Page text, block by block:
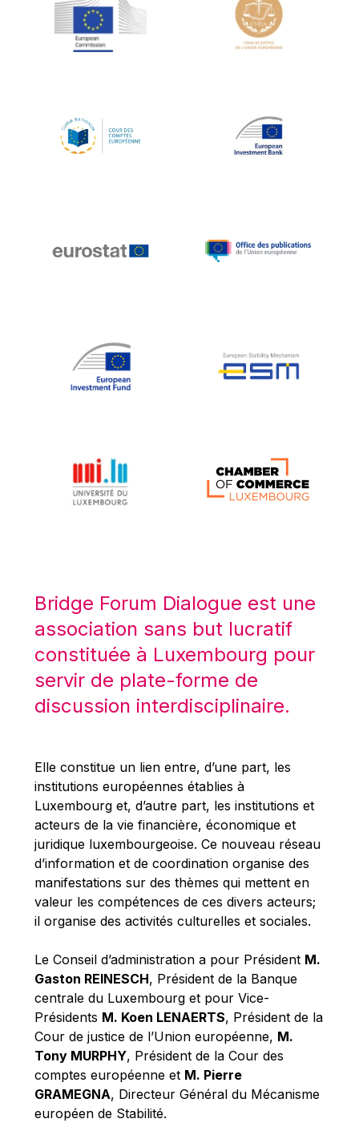
Jean-Louis Schiltz
Jean-Victor Louis
Johnny Åkerholm
Katharien L.C. Hunt
Klaus-Heiner Lehne
Koen LENAERTS
Lars Heikensten
Lucas Papademos
Máire Geoghegan-Quinn
Mario Centeno
Mario Monti
Maroš ŠEFČOVIČ
Martin Bailey
Martine Reicherts
Michael Sohlman
Michel Goedert
Mireille Delmas-Marty
Nobuo Tanaka
Otmar Issing
Paolo Mengozzi
Paschal Donohoe
Pat Cox
Patrizia Nanz
Philippe Maystadt
Pierre Gramegna
Richard Pelly
Robert Goebbels
Robert REYNDERS
Bridge Forum Dialogue est une
association sans but lucratif
constituée à Luxembourg pour
servir de plate-forme de
discussion interdisciplinaire.
Elle constitue un lien entre, d’une part, les
institutions européennes établies à
Luxembourg et, d’autre part, les institutions et
acteurs de la vie financière, économique et
juridique luxembourgeoise. Ce nouveau réseau
d’information et de coordination organise des
manifestations sur des thèmes qui mettent en
valeur les compétences de ces divers acteurs;
il organise des activités culturelles et sociales.
Le Conseil d’administration a pour Président M.
Gaston REINESCH, Président de la Banque
centrale du Luxembourg et pour Vice-
Présidents M. Koen LENAERTS, Président de la
Cour de justice de l’Union européenne, M.
Tony MURPHY, Président de la Cour des
comptes européenne et M. Pierre
GRAMEGNA, Directeur Général du Mécanisme
européen de Stabilité.